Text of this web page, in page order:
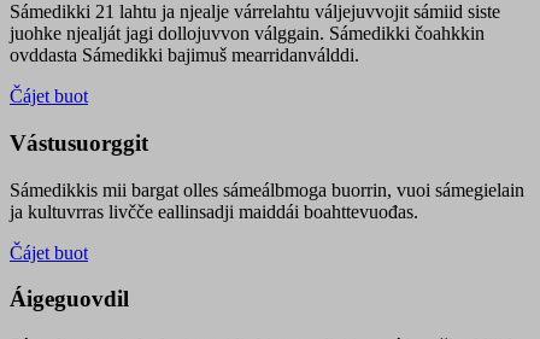
Sámedikki 21 lahtu ja njealje várrelahtu váljejuvvojit sámiid siste
juohke njealját jagi dollojuvvon válggain. Sámedikki čoahkkin
ovddasta Sámedikki bajimuš mearridanválddi.
Čájet buot
Vástusuorggit
Sámedikkis mii bargat olles sámeálbmoga buorrin, vuoi sámegielain
ja kultuvrras livčče eallinsadji maiddái boahttevuođas.
Čájet buot
Áigeguovdil